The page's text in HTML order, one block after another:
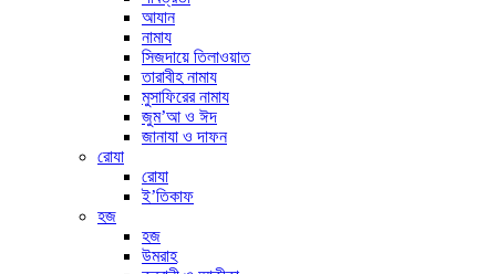
আযান
নামায
সিজদায়ে তিলাওয়াত
তারাবীহ নামায
মুসাফিরের নামায
জুম’আ ও ঈদ
জানাযা ও দাফন
রোযা
রোযা
ই’তিকাফ
হজ
হজ
উমরাহ